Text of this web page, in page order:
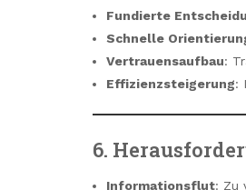
Fundierte
Schnelle
Vertrauensaufbau:
Effizienzsteigerung:
6.
Informationsflut: Zu